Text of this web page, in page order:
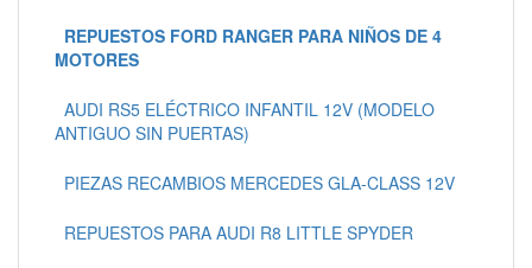
REPUESTOS FORD RANGER PARA NIÑOS DE 4
MOTORES
AUDI RS5 ELÉCTRICO INFANTIL 12V (MODELO
ANTIGUO SIN PUERTAS)
PIEZAS RECAMBIOS MERCEDES GLA-CLASS 12V
REPUESTOS PARA AUDI R8 LITTLE SPYDER